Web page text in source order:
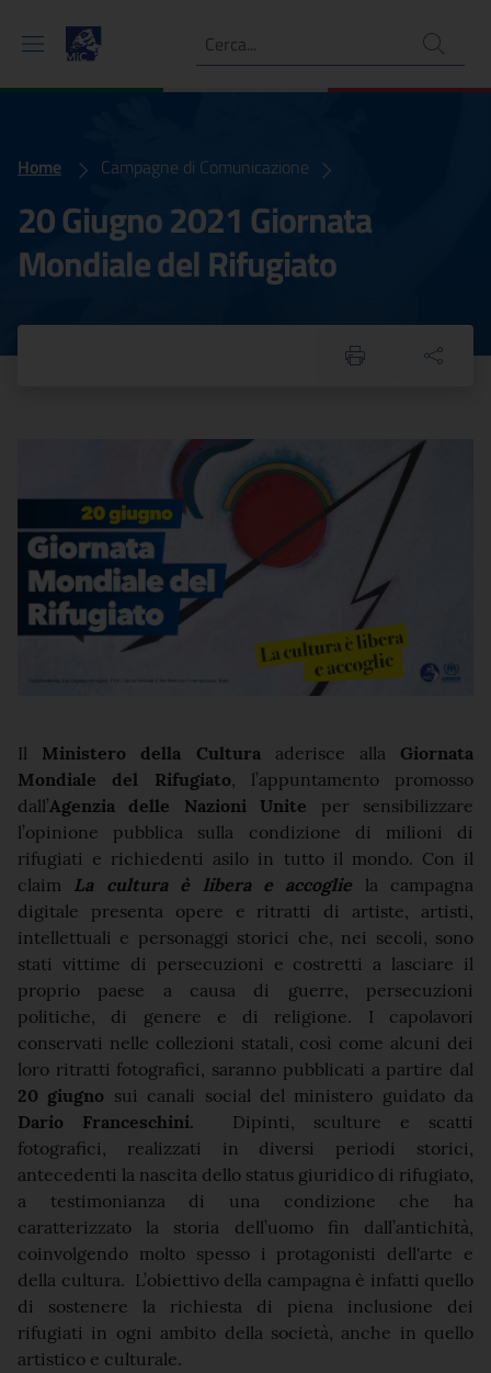
Ricerca
Home Campagne di Comunicazione
20 giugno 2021 Giornata Mondiale del Rifugiato
20 Giugno 2021 Giornata
Mondiale del Rifugiato
Il Ministero della Culturaaderisce alla Giornata
Mondiale del Rifugiato, l’appuntamento promosso
dall’Agenzia delle Nazioni Unite per sensibilizzare
l’opinione pubblica sulla condizione di milioni di
rifugiati e richiedenti asilo in tutto il mondo. Con il
claim La cultura è libera e accoglie la campagna
digitale presenta opere e ritratti di artiste, artisti,
intellettuali e personaggi storici che, nei secoli, sono
stati vittime di persecuzioni e costretti a lasciare il
proprio paese a causa di guerre, persecuzioni
politiche, di genere e di religione. I capolavori
conservati nelle collezioni statali, così come alcuni dei
loro ritratti fotografici, saranno pubblicati a partire dal
20 giugno sui canali social del ministero guidato da
Dario Franceschini.
Dipinti, sculture e scatti
fotografici, realizzati in diversi periodi storici,
antecedenti la nascita dello status giuridico di rifugiato,
a testimonianza di una condizione che ha
caratterizzato la storia dell’uomo fin dall’antichità,
coinvolgendo molto spesso i protagonisti dell'arte e
della cultura. L’obiettivo della campagna è infatti quello
di sostenere la richiesta di piena inclusione dei
rifugiati in ogni ambito della società, anche in quello
artistico e culturale.